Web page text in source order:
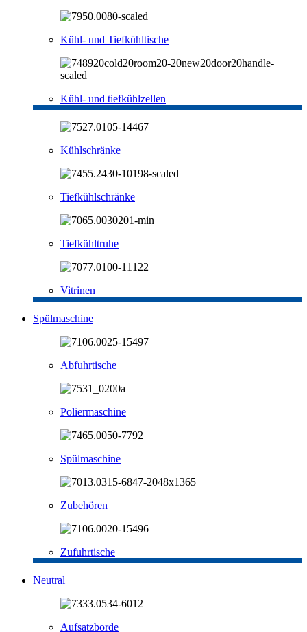
Kühl- und Tiefkühltische
Kühl- und tiefkühlzellen
Kühlschränke
Tiefkühlschränke
Tiefkühltruhe
Vitrinen
Spülmaschine
Abfuhrtische
Poliermaschine
Spülmaschine
Zubehören
Zufuhrtische
Neutral
Aufsatzborde